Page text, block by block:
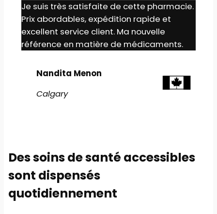
Je suis très satisfaite de cette pharmacie.
Prix abordables, expédition rapide et
excellent service client. Ma nouvelle
référence en matière de médicaments.
Nandita Menon
Calgary
Des soins de santé accessibles
sont dispensés
quotidiennement